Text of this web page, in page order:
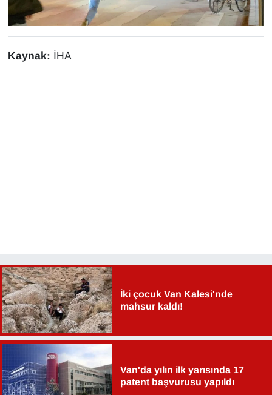
Kaynak: İHA
İki çocuk Van Kalesi'nde
mahsur kaldı!
Van'da yılın ilk yarısında 17
patent başvurusu yapıldı